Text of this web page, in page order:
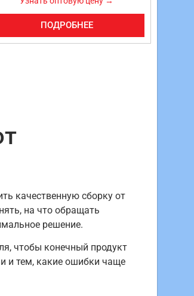
ПОДРОБНЕЕ
качественную сборку от
на что обращать
решение.
чтобы конечный продукт
и тем, какие ошибки чаще